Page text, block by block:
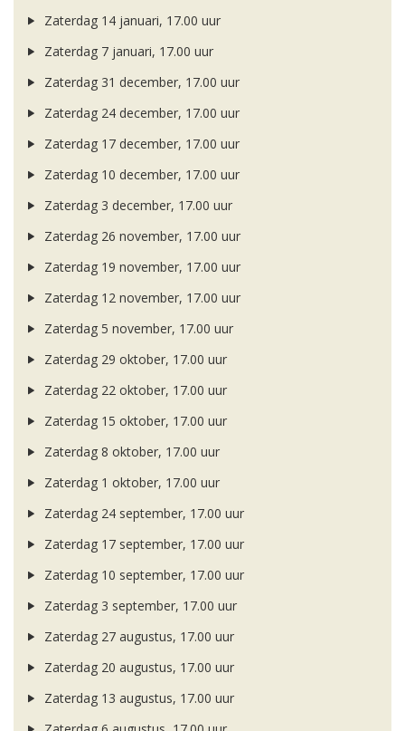
Zaterdag 14 januari, 17.00 uur
Zaterdag 7 januari, 17.00 uur
Zaterdag 31 december, 17.00 uur
Zaterdag 24 december, 17.00 uur
Zaterdag 17 december, 17.00 uur
Zaterdag 10 december, 17.00 uur
Zaterdag 3 december, 17.00 uur
Zaterdag 26 november, 17.00 uur
Zaterdag 19 november, 17.00 uur
Zaterdag 12 november, 17.00 uur
Zaterdag 5 november, 17.00 uur
Zaterdag 29 oktober, 17.00 uur
Zaterdag 22 oktober, 17.00 uur
Zaterdag 15 oktober, 17.00 uur
Zaterdag 8 oktober, 17.00 uur
Zaterdag 1 oktober, 17.00 uur
Zaterdag 24 september, 17.00 uur
Zaterdag 17 september, 17.00 uur
Zaterdag 10 september, 17.00 uur
Zaterdag 3 september, 17.00 uur
Zaterdag 27 augustus, 17.00 uur
Zaterdag 20 augustus, 17.00 uur
Zaterdag 13 augustus, 17.00 uur